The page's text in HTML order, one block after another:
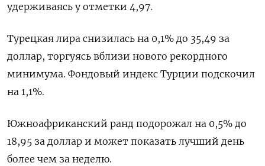
удерживаясь у отметки 4,97.
Турецкая лира снизилась на 0,1% до 35,49 за
доллар, торгуясь вблизи нового рекордного
минимума. Фондовый индекс Турции подскочил
на 1,1%.
Южноафриканский ранд подорожал на 0,5% до
18,95 за доллар и может показать лучший день
более чем за неделю.